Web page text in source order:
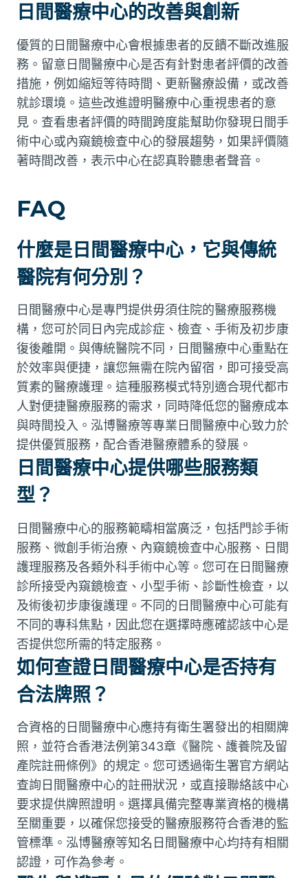
日間醫療中心的改善與創新
優質的日間醫療中心會根據患者的反饋不斷改進服
務。留意日間醫療中心是否有針對患者評價的改善
措施，例如縮短等待時間、更新醫療設備，或改善
就診環境。這些改進證明醫療中心重視患者的意
見。查看患者評價的時間跨度能幫助你發現日間手
術中心或內窺鏡檢查中心的發展趨勢，如果評價隨
著時間改善，表示中心在認真聆聽患者聲音。
FAQ
什麼是日間醫療中心，它與傳統
醫院有何分別？
日間醫療中心是專門提供毋須住院的醫療服務機
構，您可於同日內完成診症、檢查、手術及初步康
復後離開。與傳統醫院不同，日間醫療中心重點在
於效率與便捷，讓您無需在院內留宿，即可接受高
質素的醫療護理。這種服務模式特別適合現代都市
人對便捷醫療服務的需求，同時降低您的醫療成本
與時間投入。泓博醫療等專業日間醫療中心致力於
提供優質服務，配合香港醫療體系的發展。
日間醫療中心提供哪些服務類
型？
日間醫療中心的服務範疇相當廣泛，包括門診手術
服務、微創手術治療、內窺鏡檢查中心服務、日間
護理服務及各類外科手術中心等。您可在日間醫療
診所接受內窺鏡檢查、小型手術、診斷性檢查，以
及術後初步康復護理。不同的日間醫療中心可能有
不同的專科焦點，因此您在選擇時應確認該中心是
否提供您所需的特定服務。
如何查證日間醫療中心是否持有
合法牌照？
合資格的日間醫療中心應持有衛生署發出的相關牌
照，並符合香港法例第343章《醫院、護養院及留
產院註冊條例》的規定。您可透過衛生署官方網站
查詢日間醫療中心的註冊狀況，或直接聯絡該中心
要求提供牌照證明。選擇具備完整專業資格的機構
至關重要，以確保您接受的醫療服務符合香港的監
管標準。泓博醫療等知名日間醫療中心均持有相關
認證，可作為參考。